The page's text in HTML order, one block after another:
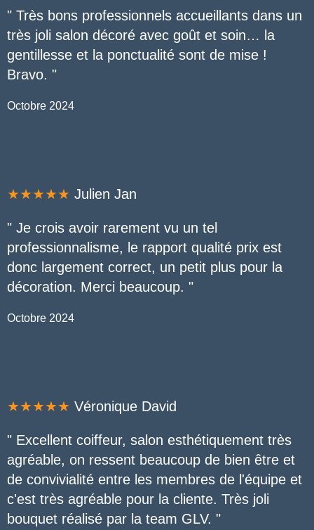
" Très bons professionnels accueillants dans un
très joli salon décoré avec goût et soin… la
gentillesse et la ponctualité sont de mise !
Bravo. "
Octobre 2024
★★★★★ Julien Jan
" Je crois avoir rarement vu un tel
professionnalisme, le rapport qualité prix est
donc largement correct, un petit plus pour la
décoration. Merci beaucoup. "
Octobre 2024
★★★★★ Véronique David
" Excellent coiffeur, salon esthétiquement très
agréable, on ressent beaucoup de bien être et
de convivialité entre les membres de l'équipe et
c'est très agréable pour la cliente. Très joli
bouquet réalisé par la team GLV. "